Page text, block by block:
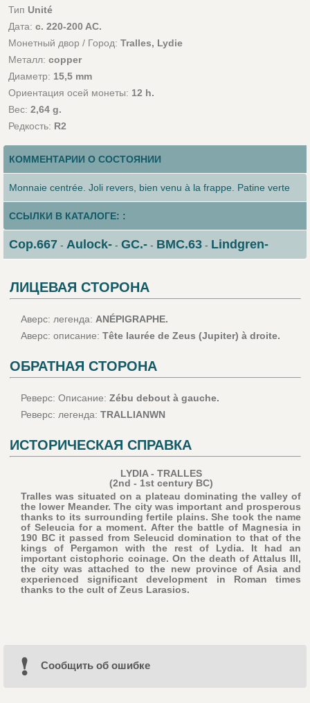
Тип Unité
Дата: c. 220-200 AC.
Монетный двор / Город: Tralles, Lydie
Металл: copper
Диаметр: 15,5 mm
Ориентация осей монеты: 12 h.
Вес: 2,64 g.
Редкость: R2
КОММЕНТАРИИ О СОСТОЯНИИ
Monnaie centrée. Joli revers, bien venu à la frappe. Patine verte
ССЫЛКИ В КАТАЛОГЕ: :
Cop.667- Aulock-- GC.-- BMC.63- Lindgren-
ЛИЦЕВАЯ СТОРОНА
Аверс: легенда: ANÉPIGRAPHE.
Аверс: описание: Tête laurée de Zeus (Jupiter) à droite.
ОБРАТНАЯ СТОРОНА
Реверс: Описание: Zébu debout à gauche.
Реверс: легенда: TRALLIANWN
ИСТОРИЧЕСКАЯ СПРАВКА
LYDIA - TRALLES
(2nd - 1st century BC)
Tralles was situated on a plateau dominating the valley of
the lower Meander. The city was important and prosperous
thanks to its surrounding fertile plains. She took the name
of Seleucia for a moment. After the battle of Magnesia in
190 BC it passed from Seleucid domination to that of the
kings of Pergamon with the rest of Lydia. It had an
important cistophoric coinage. On the death of Attalus III,
the city was attached to the new province of Asia and
experienced significant development in Roman times
thanks to the cult of Zeus Larasios.
Cообщить об ошибке